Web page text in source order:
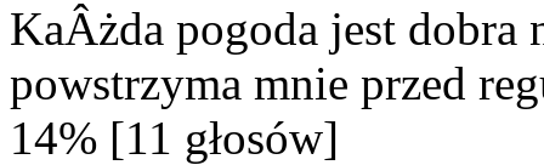
KaÂżda pogoda jest
powstrzyma mnie przed
14% [11 głosów]